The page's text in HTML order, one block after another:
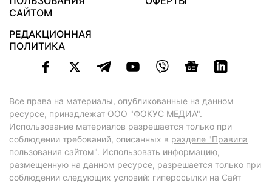
САЙТОМ
РЕДАКЦИОННАЯ
ПОЛИТИКА
Все права на материалы, опубликованные на данном
ресурсе, принадлежат ООО "ФОКУС МЕДИА".
Использование материалов разрешается только при
соблюдении требований, описанных в разделе "Правила
пользования сайтом". Использовать информацию,
размещенную на данном ресурсе, разрешается только при
соблюдении следующих условий: гиперссылки на Сайт